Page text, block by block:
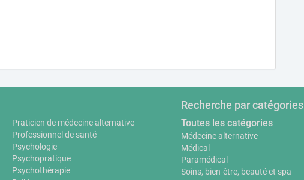
Praticien de médecine alternative
Professionnel de santé
Psychologie
Psychopratique
Psychothérapie
Recherche par catégories
Toutes les catégories
Médecine alternative
Médical
Paramédical
Soins, bien-être, beauté et spa